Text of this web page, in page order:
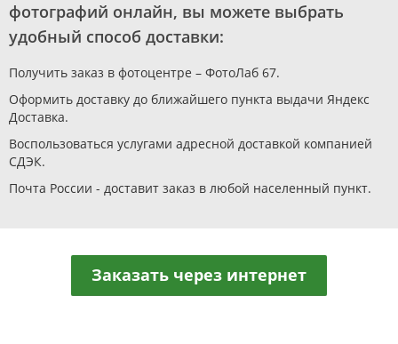
фотографий онлайн, вы можете выбрать
удобный способ доставки:
Получить заказ в фотоцентре – ФотоЛаб 67.
Оформить доставку до ближайшего пункта выдачи Яндекс
Доставка.
Воспользоваться услугами адресной доставкой компанией
СДЭК.
Почта России - доставит заказ в любой населенный пункт.
Заказать через интернет